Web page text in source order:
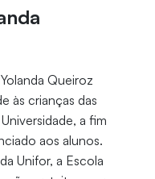
Queiroz
às crianças das
a fim
aos alunos.
Unifor, a Escola